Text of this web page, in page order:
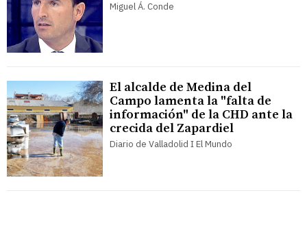
Miguel Á. Conde
El alcalde de Medina del
Campo lamenta la "falta de
información" de la CHD ante la
crecida del Zapardiel
Diario de Valladolid I El Mundo